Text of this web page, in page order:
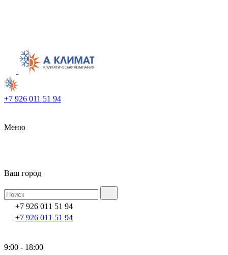
+7 926 011 51 94
Меню
Ваш город
+7 926 011 51 94
+7 926 011 51 94
9:00 - 18:00